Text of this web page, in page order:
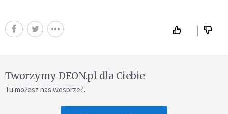
Tworzymy DEON.pl dla Ciebie
Tu możesz nas wesprzeć.